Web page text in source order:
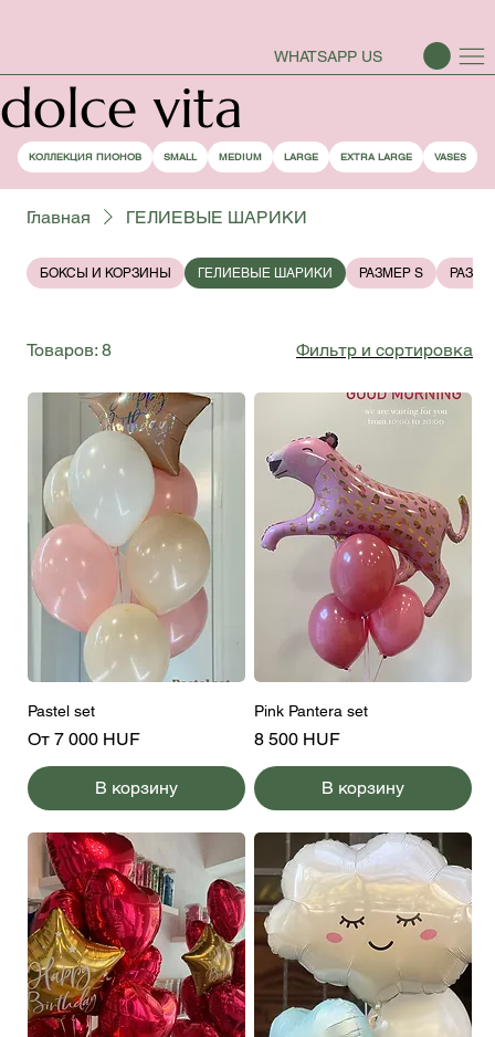
WHATSAPP US
dolce vita
КОЛЛЕКЦИЯ ПИОНОВ SMALL MEDIUM LARGE EXTRA LARGE VASES
Главная ГЕЛИЕВЫЕ ШАРИКИ
БОКСЫ И КОРЗИНЫ ГЕЛИЕВЫЕ ШАРИКИ РАЗМЕР S
Товаров: 8 Фильтр и сортировка
Pastel set
От7 000 HUF
Цена со скидкой
В корзину
Pink Pantera set
Цена
8 500 HUF
В корзину